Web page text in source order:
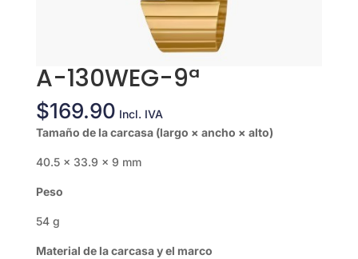
A-130WEG-9ª
$169.90 Incl. IVA
Tamaño de la carcasa (largo × ancho × alto)
40.5 × 33.9 × 9 mm
Peso
54 g
Material de la carcasa y el marco